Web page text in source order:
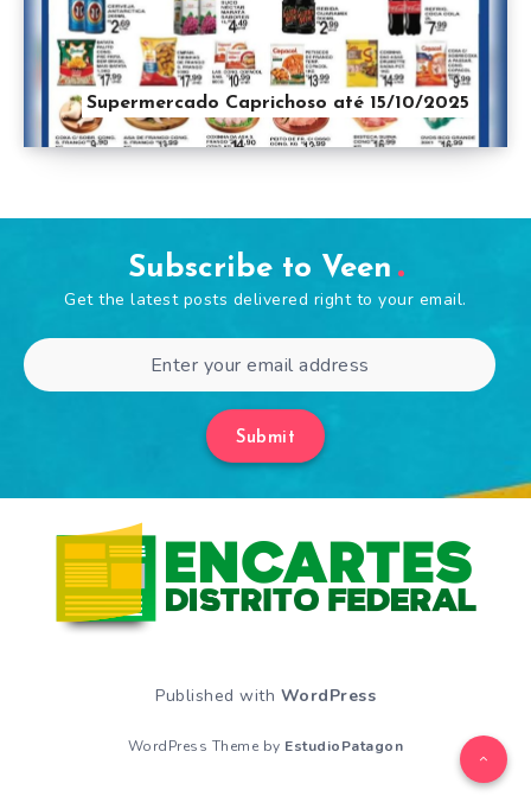
Supermercado Caprichoso até 15/10/2025
Subscribe to Veen
Get the latest posts delivered right to your email.
Submit
Published with WordPress
WordPress Theme by EstudioPatagon